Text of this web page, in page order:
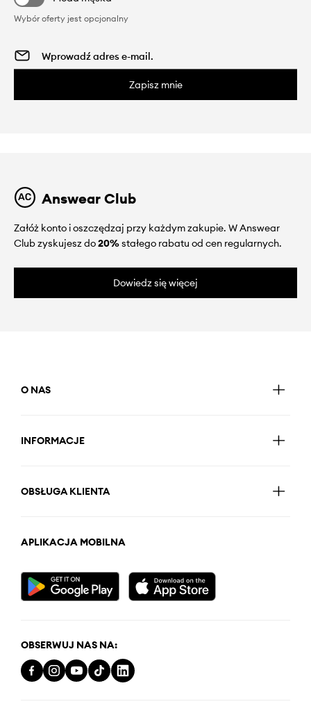
Wybór oferty jest opcjonalny
Zapisz mnie
Answear Club
Załóż konto i oszczędzaj przy każdym zakupie. W Answear
Club zyskujesz do20%stałego rabatu od cen regularnych.
Dowiedz się więcej
O NAS
INFORMACJE
OBSŁUGA KLIENTA
APLIKACJA MOBILNA
OBSERWUJ NAS NA: